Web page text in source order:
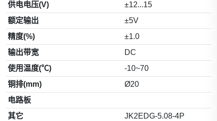
供电电压(V)
±12...15
额定输出
±5V
精度(%)
±1.0
输出带宽
DC
使用温度(℃)
-10~70
铜排(mm)
Ø20
电路板
其它
JK2EDG-5.08-4P